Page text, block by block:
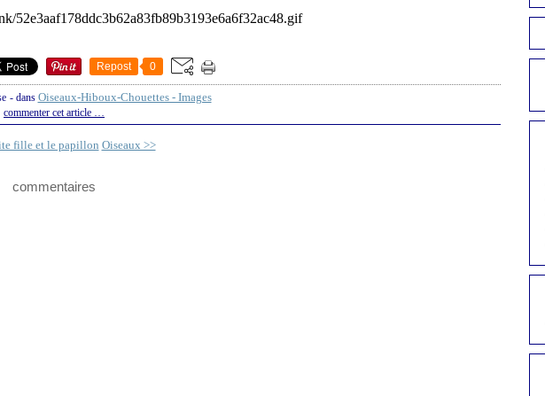
Repost 0
-dans Oiseaux-Hiboux-Chouettes - Images
commenter cet article …
fille et le papillon Oiseaux >>
commentaires